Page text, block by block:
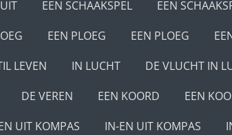
EEN SCHAAKSPEL EEN
EEN PLOEG EEN PLOEG
LEVEN IN LUCHT DE VLUCHT IN
DE VEREN EEN KOORD EEN
UIT KOMPAS IN-EN UIT KOMPAS